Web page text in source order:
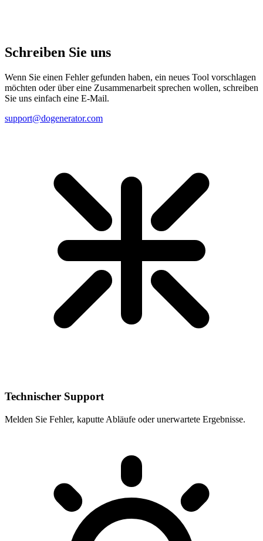
Schreiben Sie uns
Wenn Sie einen Fehler gefunden haben, ein neues Tool vorschlagen
möchten oder über eine Zusammenarbeit sprechen wollen, schreiben
Sie uns einfach eine E-Mail.
support@dogenerator.com
Technischer Support
Melden Sie Fehler, kaputte Abläufe oder unerwartete Ergebnisse.